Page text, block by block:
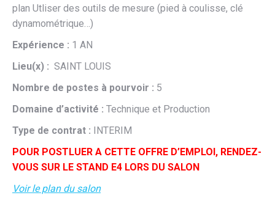
plan Utliser des outils de mesure (pied à coulisse, clé
dynamométrique…)
Expérience : 1 AN
Lieu(x) : SAINT LOUIS
Nombre de postes à pourvoir : 5
Domaine d’activité : Technique et Production
Type de contrat : INTERIM
POUR POSTLUER A CETTE OFFRE D’EMPLOI, RENDEZ-
VOUS SUR LE STAND E4 LORS DU SALON
Voir le plan du salon